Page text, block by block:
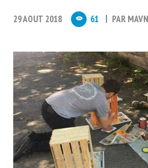
29 AOUT 2018 61 PAR MAVN